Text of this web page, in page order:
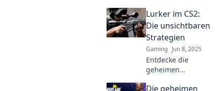
Meistere die Kunst
der Tarnung und
werde unsichtbar
für deine Feinde.
Lurker im CS2:
Die unsichtbaren
Strategien
Gaming Jun 8, 2025
Entdecke die
geheimen
Lurker in CS2!
Die geheimen